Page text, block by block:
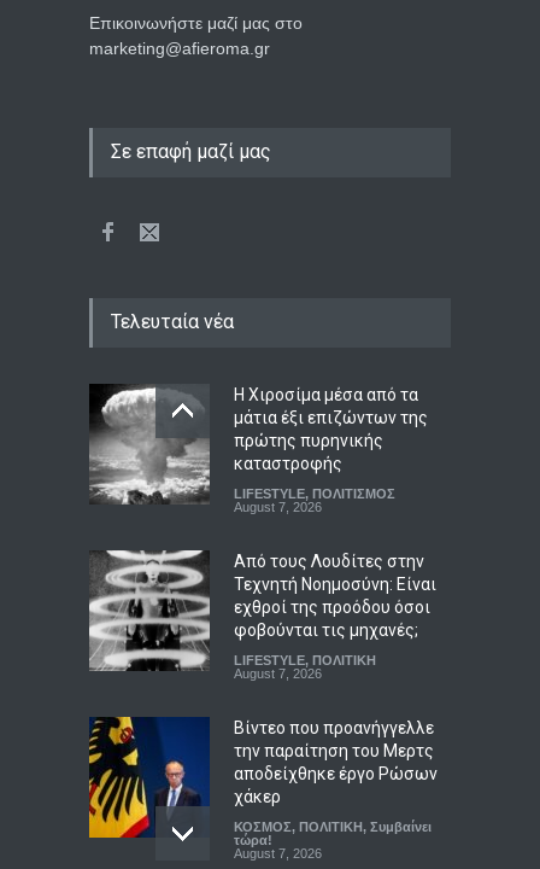
Επικοινωνήστε μαζί μας στο
marketing@afieroma.gr
Σε επαφή μαζί μας
Τελευταία νέα
Η Χιροσίμα μέσα από τα
μάτια έξι επιζώντων της
πρώτης πυρηνικής
καταστροφής
LIFESTYLE, ΠΟΛΙΤΙΣΜΟΣ
August 7, 2026
Από τους Λουδίτες στην
Τεχνητή Νοημοσύνη: Είναι
εχθροί της προόδου όσοι
φοβούνται τις μηχανές;
LIFESTYLE, ΠΟΛΙΤΙΚΗ
August 7, 2026
Βίντεο που προανήγγελλε
την παραίτηση του Μερτς
αποδείχθηκε έργο Ρώσων
χάκερ
ΚΟΣΜΟΣ, ΠΟΛΙΤΙΚΗ, Συμβαίνει
τώρα!
August 7, 2026